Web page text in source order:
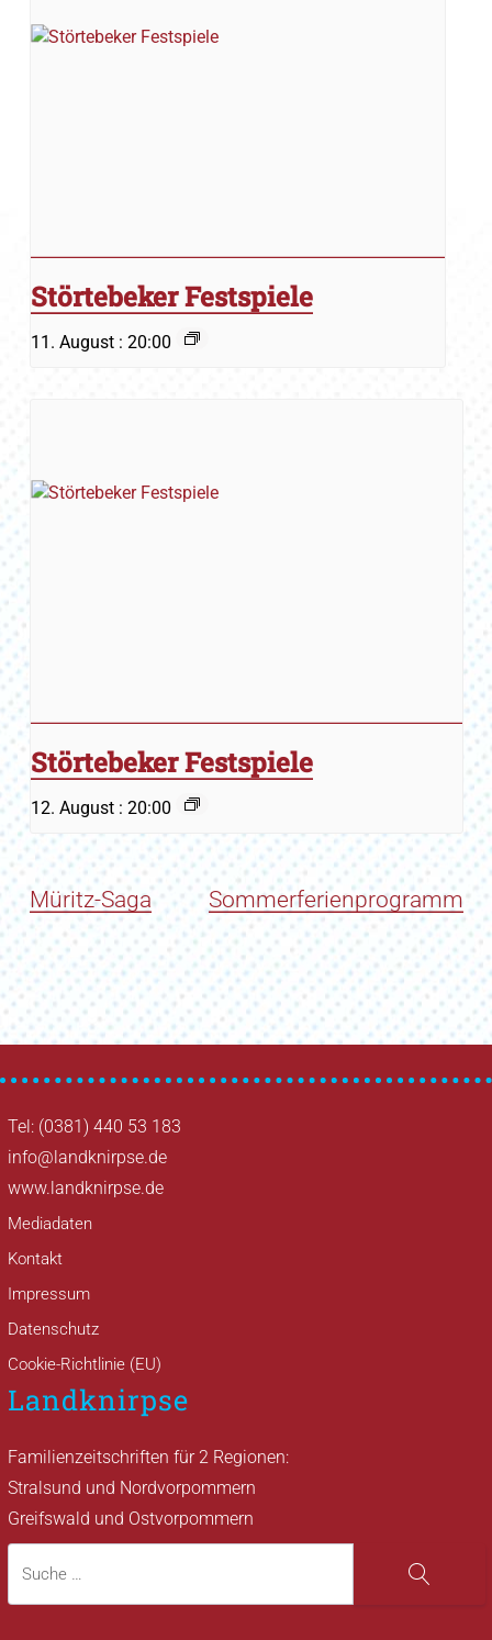
Störtebeker Festspiele
11. August : 20:00
Störtebeker Festspiele
12. August : 20:00
Müritz-Saga Sommerferienprogramm
Tel: (0381) 440 53 183
info@landknirpse.de
www.landknirpse.de
Mediadaten
Kontakt
Impressum
Datenschutz
Cookie-Richtlinie (EU)
Landknirpse
Familienzeitschriften für 2 Regionen:
Stralsund und Nordvorpommern
Greifswald und Ostvorpommern
Suche
Suche